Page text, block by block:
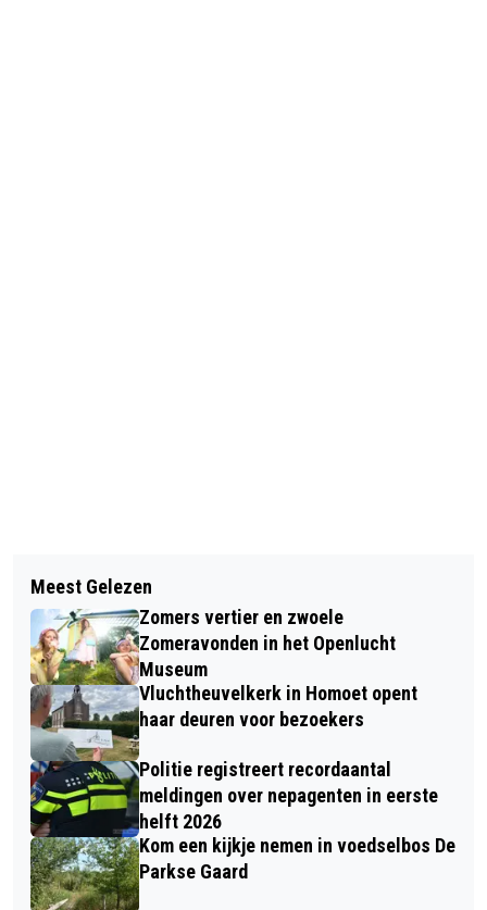
FIETSER WORDT GESCHEPT DOOR
AUTO IN ANDELST
HET VIERDAAGSEFEESTEN
POLSBANDJE ZIT WEER VOL
VERRASSINGEN
Meest Gelezen
Zomers vertier en zwoele
Zomeravonden in het Openlucht
Museum
Vluchtheuvelkerk in Homoet opent
haar deuren voor bezoekers
Politie registreert recordaantal
meldingen over nepagenten in eerste
helft 2026
Kom een kijkje nemen in voedselbos De
Parkse Gaard